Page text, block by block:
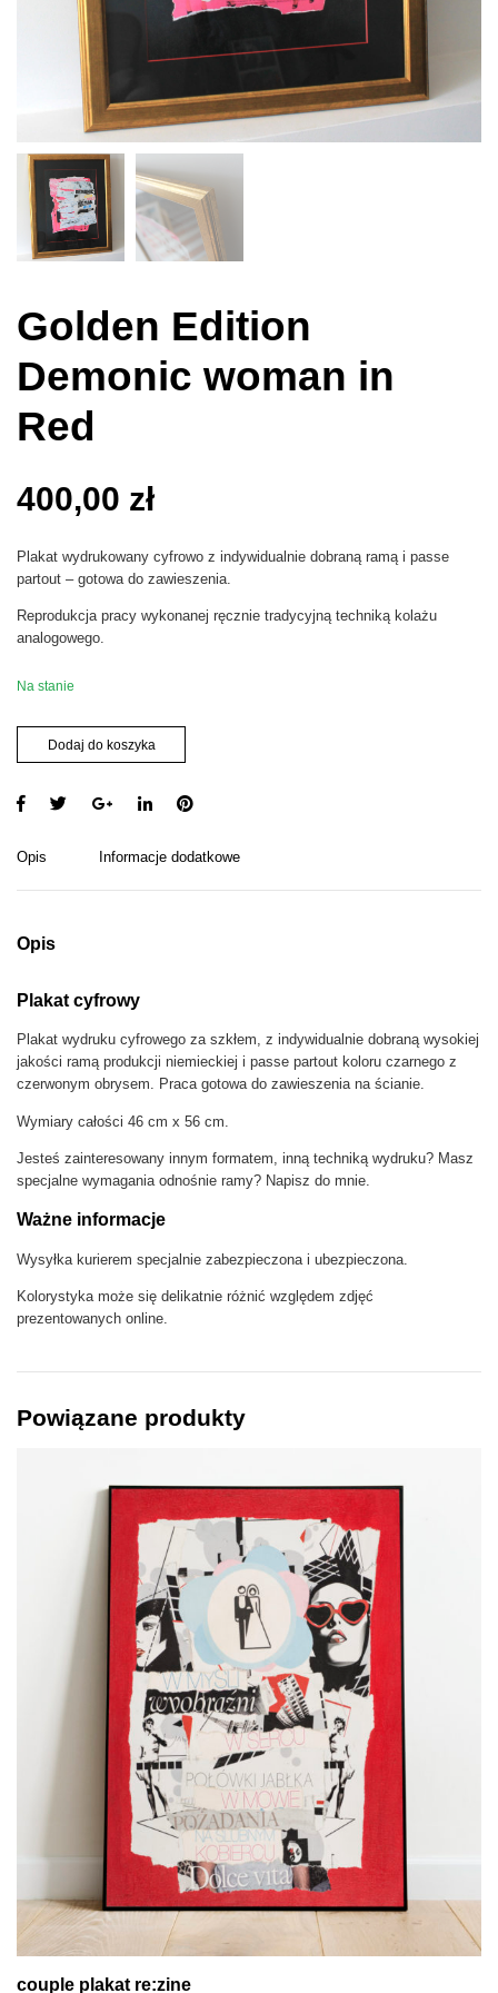
Golden Edition
Demonic woman in
Red
400,00 zł
Plakat wydrukowany cyfrowo z indywidualnie dobraną ramą i passe
partout – gotowa do zawieszenia.
Reprodukcja pracy wykonanej ręcznie tradycyjną techniką kolażu
analogowego.
Na stanie
l
ś
G
l
e
d
t
i
o
n
e
m
n
w
o
n
Dodaj do koszyka
Opis Informacje dodatkowe
Opis
Plakat cyfrowy
Plakat wydruku cyfrowego za szkłem, z indywidualnie dobraną wysokiej
jakości ramą produkcji niemieckiej i passe partout koloru czarnego z
czerwonym obrysem. Praca gotowa do zawieszenia na ścianie.
Wymiary całości 46 cm x 56 cm.
Jesteś zainteresowany innym formatem, inną techniką wydruku? Masz
specjalne wymagania odnośnie ramy? Napisz do mnie.
Ważne informacje
Wysyłka kurierem specjalnie zabezpieczona i ubezpieczona.
Kolorystyka może się delikatnie różnić względem zdjęć
prezentowanych online.
Powiązane produkty
couple plakat re:zine